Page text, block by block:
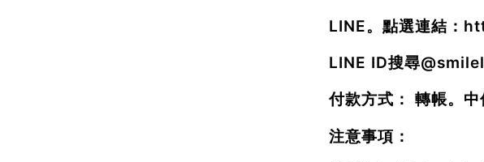
LINE。點選連結：
LINE ID搜尋
付款方式： 轉帳。中
注意事項：